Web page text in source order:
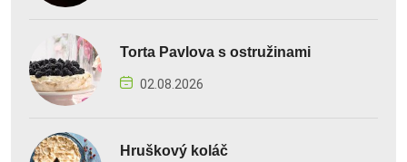
Torta Pavlova s ostružinami
02.08.2026
Hruškový koláč